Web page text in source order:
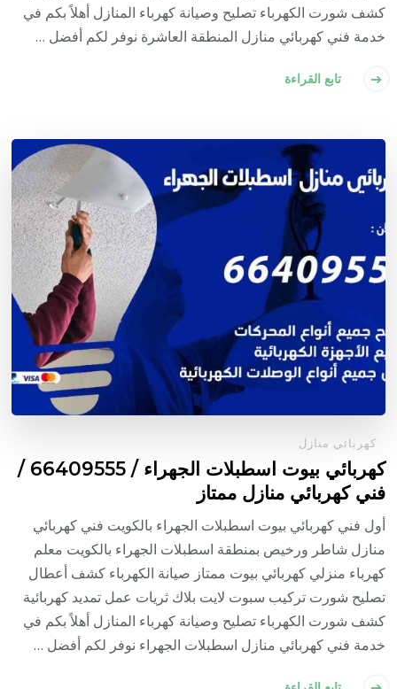
كشف شورت الكهرباء تصليح وصيانة كهرباء المنازل أهلاً بكم في
خدمة فني كهربائي منازل المنطقة العاشرة نوفر لكم أفضل …
تابع القراءة
كهربائي منازل
كهربائي بيوت اسطبلات الجهراء / 66409555 /
فني كهربائي منازل ممتاز
أول فني كهربائي بيوت اسطبلات الجهراء بالكويت فني كهربائي
منازل شاطر ورخيص بمنطقة اسطبلات الجهراء بالكويت معلم
كهرباء منزلي كهربائي بيوت ممتاز صيانة الكهرباء كشف أعطال
تصليح شورت تركيب سبوت لايت بلاك ثريات عمل تمديد كهربائية
كشف شورت الكهرباء تصليح وصيانة كهرباء المنازل أهلاً بكم في
خدمة فني كهربائي منازل اسطبلات الجهراء نوفر لكم أفضل …